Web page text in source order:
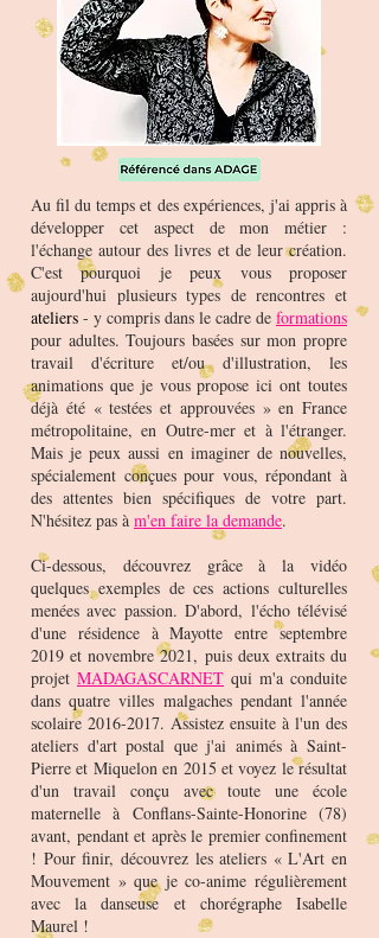
Au fil du temps et des expériences, j'ai appris à
développer cet aspect de mon métier :
l'échange autour des livres et de leur création.
C'est pourquoi je peux vous proposer
aujourd'hui plusieurs types de rencontres et
ateliers - y compris dans le cadre de formations
pour adultes. Toujours basées sur mon propre
travail d'écriture et/ou d'illustration, les
animations que je vous propose ici ont toutes
déjà été « testées et approuvées » en France
métropolitaine, en Outre-mer et à l'étranger.
Mais je peux aussi en imaginer de nouvelles,
spécialement conçues pour vous, répondant à
des attentes bien spécifiques de votre part.
N'hésitez pas à m'en faire la demande.
Ci-dessous, découvrez grâce à la vidéo
quelques exemples de ces actions culturelles
menées avec passion. D'abord, l'écho télévisé
d'une résidence à Mayotte entre septembre
2019 et novembre 2021, puis deux extraits du
projet MADAGASCARNET qui m'a conduite
dans quatre villes malgaches pendant l'année
scolaire 2016-2017. Assistez ensuite à l'un des
ateliers d'art postal que j'ai animés à Saint-
Pierre et Miquelon en 2015 et voyez le résultat
d'un travail conçu avec toute une école
maternelle à Conflans-Sainte-Honorine (78)
avant, pendant et après le premier confinement
! Pour finir, découvrez les ateliers « L'Art en
Mouvement » que je co-anime régulièrement
avec la danseuse et chorégraphe Isabelle
Maurel !